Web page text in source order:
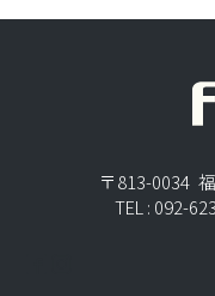
〒813-0034
TEL : 092-